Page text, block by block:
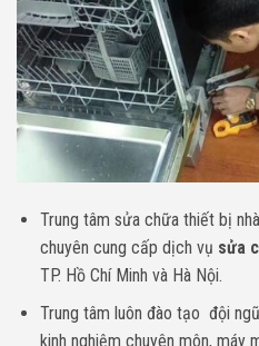
Trung tâm sửa chữa thiết bị
chuyên cung cấp dịch vụ sửa
TP. Hồ Chí Minh và Hà Nội.
Trung tâm luôn đào tạo đội
kinh nghiệm chuyên môn,